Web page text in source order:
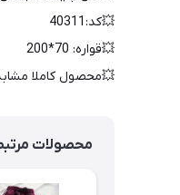
💥کد:40311
💥قواره: 70*200
💥محصول کاملا
محصولات